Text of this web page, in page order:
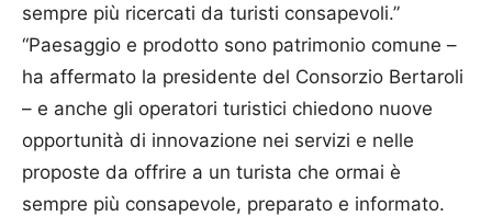
sempre più ricercati da turisti consapevoli.”
“Paesaggio e prodotto sono patrimonio comune –
ha affermato la presidente del Consorzio Bertaroli
– e anche gli operatori turistici chiedono nuove
opportunità di innovazione nei servizi e nelle
proposte da offrire a un turista che ormai è
sempre più consapevole, preparato e informato.